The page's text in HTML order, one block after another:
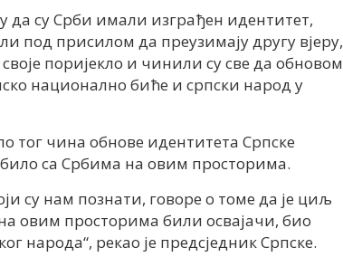
да су Срби имали изграђен идентитет,
под присилом да преузимају другу вјеру,
поријекло и чинили су све да обновом
национално биће и српски народ у
тог чина обнове идентитета Српске
са Србима на овим просторима.
су нам познати, говоре о томе да је циљ
овим просторима били освајачи, био
народа“, рекао је предсједник Српске.